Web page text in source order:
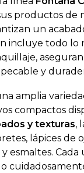
productos de
un
incluye todo lo
y
amplia
compactos
y texturas,
lápices de
y esmaltes.